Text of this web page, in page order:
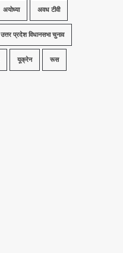
अयोध्या अवध टीवी
उत्तर प्रदेश विधानसभा चुनाव
यूक्रेन रूस